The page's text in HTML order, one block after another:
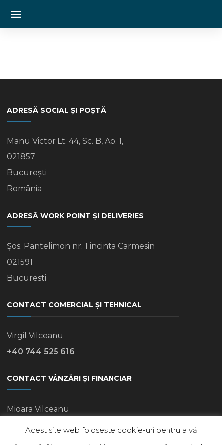
ADRESĂ SOCIAL ȘI POȘTĂ
Manu Victor Lt. 44, Sc. B, Ap. 1,
021857
București
România
ADRESĂ WORK POINT ȘI DELIVERIES
Șos. Pantelimon nr. 1 incinta Carmesin
021591
Bucuresti
CONTACT COMERCIAL ȘI TEHNICAL
Virgil Vilceanu
+40 744 525 616
CONTACT VÂNZĂRI ȘI FINANCIAR
Mioara Vilceanu
+40 745 770 248
Acest site web folosește cookie-uri pentru a vă